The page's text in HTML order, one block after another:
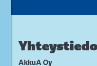
AkkuA Oy